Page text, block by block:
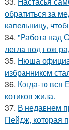
обратиться за
капельницу,
34. "Работа над
легла под нож
35. Нюша
избранником
36. Когда-то
котиков жила.
37. В недавнем
Пейдж, которая